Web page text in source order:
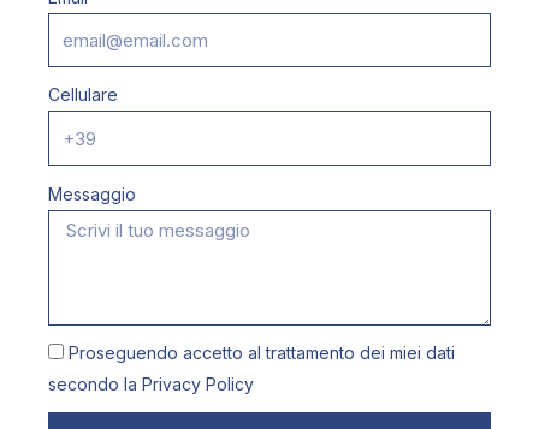
Cellulare
Messaggio
Proseguendo accetto al trattamento dei miei dati
secondo la Privacy Policy